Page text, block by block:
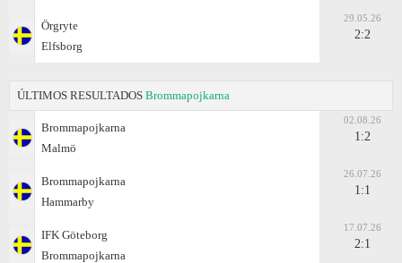
Örgryte
Elfsborg
29.05.26
2:2
ÚLTIMOS RESULTADOS Brommapojkarna
Brommapojkarna
Malmö
02.08.26
1:2
Brommapojkarna
Hammarby
26.07.26
1:1
IFK Göteborg
Brommapojkarna
17.07.26
2:1